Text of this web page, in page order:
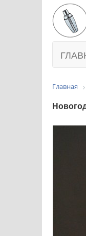
Главная